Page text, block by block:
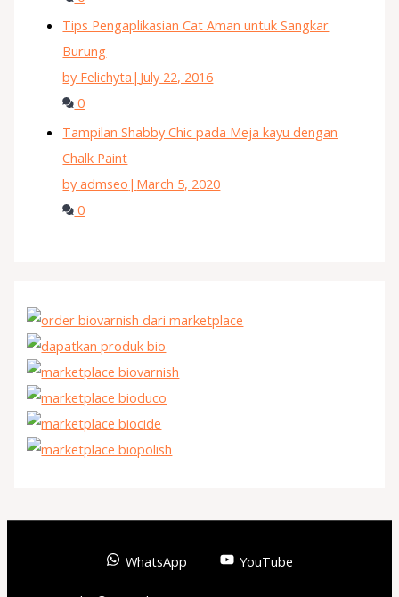
Tips Pengaplikasian Cat Aman untuk Sangkar
Burung
by Felichyta | July 22, 2016
0
Tampilan Shabby Chic pada Meja kayu dengan
Chalk Paint
by admseo | March 5, 2020
0
WhatsApp YouTube